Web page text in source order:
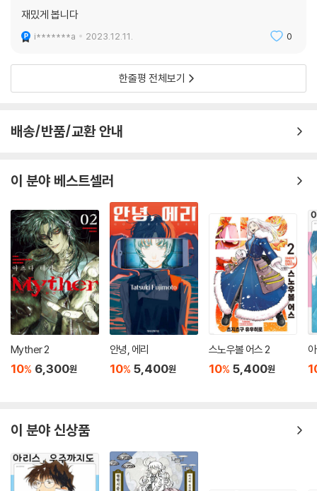
재밌게 봅니다
i*******a 2023.12.11. 0
한줄평 전체보기
배송/반품/교환 안내
이 분야 베스트셀러
Myther 2
10% 6,300원
안녕, 에리
10% 5,400원
스노우볼 어스 2
10% 5,400원
이 분야 신상품